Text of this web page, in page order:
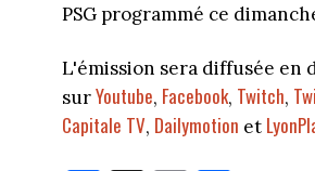
PSG programmé ce
L'émission sera diffusée en
surYoutube, Facebook, Twitch,
Capitale TV, Dailymotion et